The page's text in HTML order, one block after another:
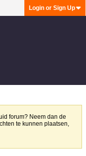
Login or Sign Up
forum? Neem dan de
te kunnen plaatsen,